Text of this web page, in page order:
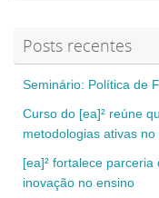
Posts recentes
Seminário: Política de
Curso do [ea]² reúne
metodologias ativas
[ea]² fortalece
inovação no ensino